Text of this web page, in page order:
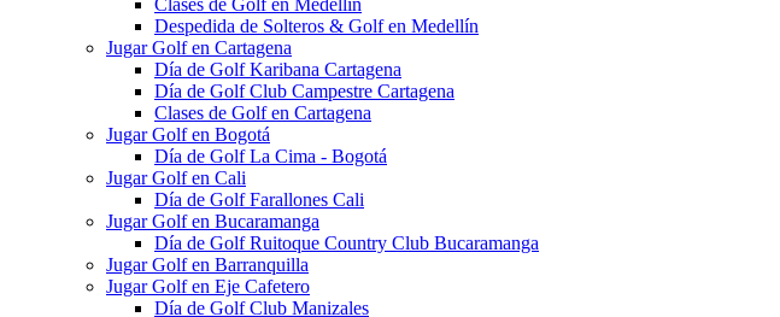
Clases de Golf en Medellín
Despedida de Solteros & Golf en Medellín
Jugar Golf en Cartagena
Día de Golf Karibana Cartagena
Día de Golf Club Campestre Cartagena
Clases de Golf en Cartagena
Jugar Golf en Bogotá
Día de Golf La Cima - Bogotá
Jugar Golf en Cali
Día de Golf Farallones Cali
Jugar Golf en Bucaramanga
Día de Golf Ruitoque Country Club Bucaramanga
Jugar Golf en Barranquilla
Jugar Golf en Eje Cafetero
Día de Golf Club Manizales